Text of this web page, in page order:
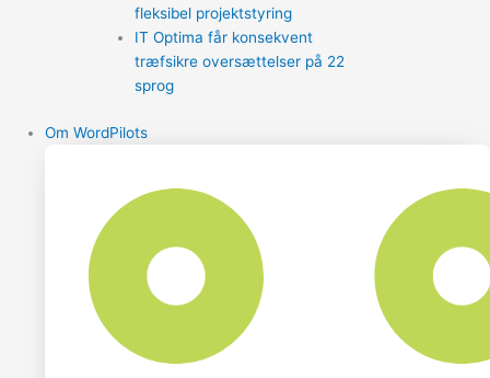
fleksibel projektstyring
IT Optima får konsekvent
træfsikre oversættelser på 22
sprog
Om WordPilots